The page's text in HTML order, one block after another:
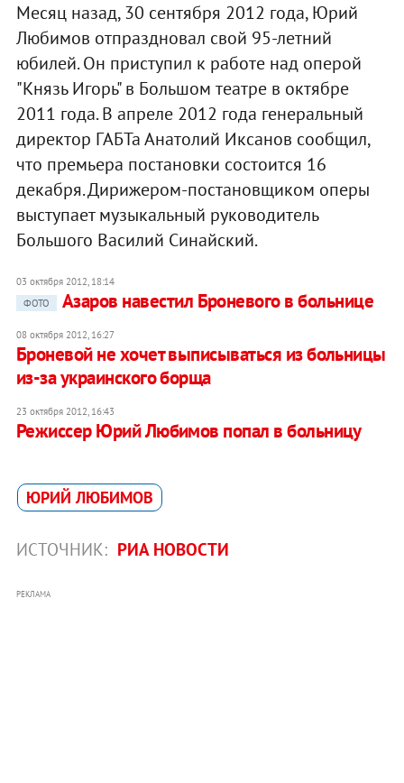
Месяц назад, 30 сентября 2012 года, Юрий
Любимов отпраздновал свой 95-летний
юбилей. Он приступил к работе над оперой
"Князь Игорь" в Большом театре в октябре
2011 года. В апреле 2012 года генеральный
директор ГАБТа Анатолий Иксанов сообщил,
что премьера постановки состоится 16
декабря. Дирижером-постановщиком оперы
выступает музыкальный руководитель
Большого Василий Синайский.
03 октября 2012, 18:14
ФОТО
Азаров навестил Броневого в больнице
08 октября 2012, 16:27
Броневой не хочет выписываться из больницы
из-за украинского борща
23 октября 2012, 16:43
Режиссер Юрий Любимов попал в больницу
ЮРИЙ ЛЮБИМОВ
ИСТОЧНИК: РИА НОВОСТИ
РЕКЛАМА